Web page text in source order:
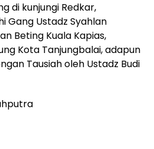
di kunjungi Redkar,
Gang Ustadz Syahlan
Beting Kuala Kapias,
Kota Tanjungbalai, adapun
Tausiah oleh Ustadz Budi